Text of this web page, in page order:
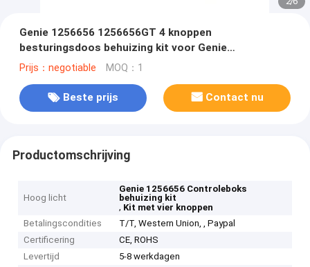
Genie 1256656 1256656GT 4 knoppen
besturingsdoos behuizing kit voor Genie
luchtwerkplatforms
Prijs：negotiable MOQ：1
Beste prijs Contact nu
Productomschrijving
Hoog licht
Genie 1256656 Controleboks
behuizing kit
, Kit met vier knoppen
Betalingscondities
T/T, Western Union, , Paypal
Certificering
CE, ROHS
Levertijd
5-8 werkdagen